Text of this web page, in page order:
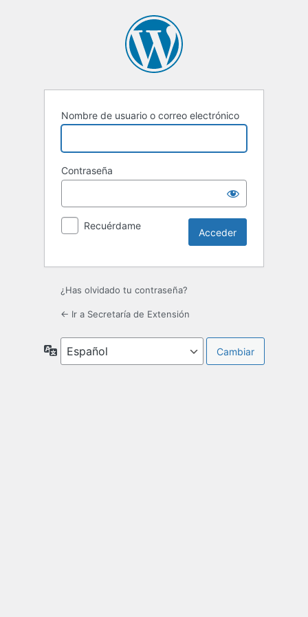
Nombre de usuario o correo electrónico
Contraseña
Recuérdame
¿Has olvidado tu contraseña?
← Ir a Secretaría de Extensión
Idioma